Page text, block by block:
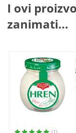
I ovi
zanimati...